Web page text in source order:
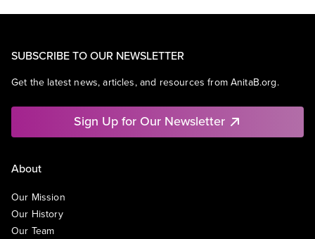
SUBSCRIBE TO OUR NEWSLETTER
Get the latest news, articles, and resources from AnitaB.org.
Sign Up for Our Newsletter
About
Our Mission
Our History
Our Team